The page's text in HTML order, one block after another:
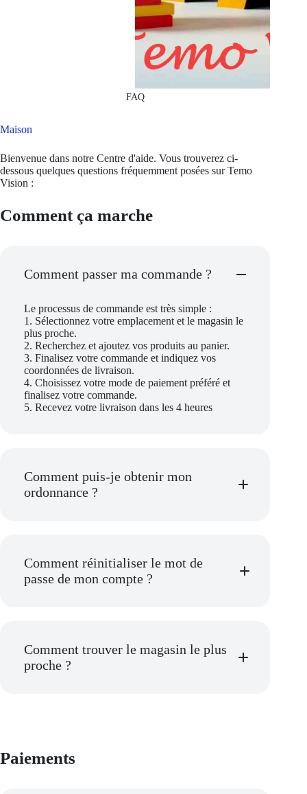
FAQ
Maison
Bienvenue dans notre Centre d'aide. Vous trouverez ci-
dessous quelques questions fréquemment posées sur Temo
Vision :
Comment ça marche
Comment passer ma commande ?
Le processus de commande est très simple :
1. Sélectionnez votre emplacement et le magasin le
plus proche.
2. Recherchez et ajoutez vos produits au panier.
3. Finalisez votre commande et indiquez vos
coordonnées de livraison.
4. Choisissez votre mode de paiement préféré et
finalisez votre commande.
5. Recevez votre livraison dans les 4 heures
Comment puis-je obtenir mon
ordonnance ?
Comment réinitialiser le mot de
passe de mon compte ?
Comment trouver le magasin le plus
proche ?
Paiements